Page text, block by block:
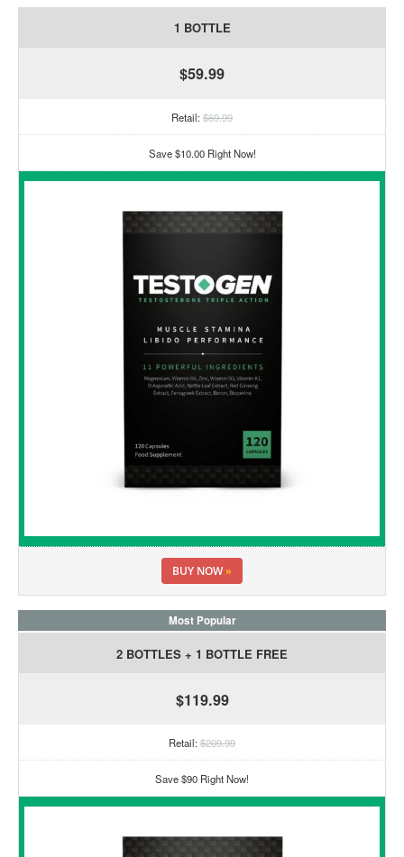
1 BOTTLE
$59.99
Retail:$69.99
Save $10.00 Right Now!
BUY NOW»
Most Popular
2 BOTTLES + 1 BOTTLE FREE
$119.99
Retail:$209.99
Save $90 Right Now!